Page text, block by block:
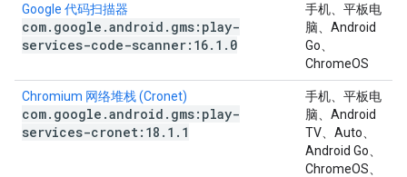
Google 代码扫描器
com. google .android . gms:play-
services-code-scanner:16. 1 . 0
手机、平板电
脑、Android
Go、
ChromeOS
Chromium 网络堆栈 (Cronet)
com. google .android . gms:play-
services-cronet:18 . 1 . 1
手机、平板电
脑、Android
TV、Auto、
Android Go、
ChromeOS、